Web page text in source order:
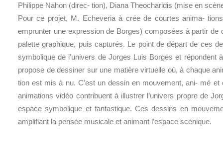
Philippe Nahon (direc- tion), Diana Theocharidis (mise en
Pour ce projet, M. Echeveria à crée de courtes anima-
emprunter une expression de Borges) composées à partir de
palette graphique, puis capturés. Le point de départ de ces
symbolique de l’univers de Jorges Luis Borges et répondent
propose de dessiner sur une matière virtuelle où, à chaque
tion est mis à nu. C’est un dessin en mouvement, ani- mé
animations vidéo contribuent à illustrer l’univers propre de
espace symbolique et fantastique. Ces dessins en
amplifiant la pensée musicale et animant l’espace scénique.